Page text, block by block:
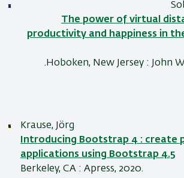
The power of virtual
productivity and happiness in
Hoboken, New Jersey : John
Krause, Jörg
Introducing Bootstrap 4 : create
applications using Bootstrap 4.5
Berkeley, CA : Apress, 2020.